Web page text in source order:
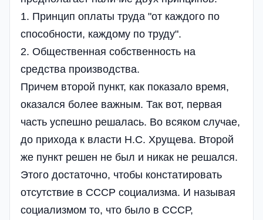
1. Принцип оплаты труда "от каждого по
способности, каждому по труду".
2. Общественная собственность на
средства производства.
Причем второй пункт, как показало время,
оказался более важным. Так вот, первая
часть успешно решалась. Во всяком случае,
до прихода к власти Н.С. Хрущева. Второй
же пункт решен не был и никак не решался.
Этого достаточно, чтобы констатировать
отсутствие в СССР социализма. И называя
социализмом то, что было в СССР,